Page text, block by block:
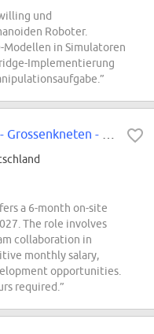
und
Roboter.
Modellen in Simulatoren
Implementierung
a 6-month on-site
The role involves
collaboration in
monthly salary,
opportunities.
required.”